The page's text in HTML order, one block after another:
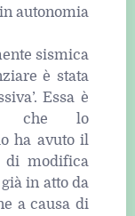
autonomia
sismica
è stata
Essa è
che lo
ha avuto il
di modifica
in atto da
a causa di